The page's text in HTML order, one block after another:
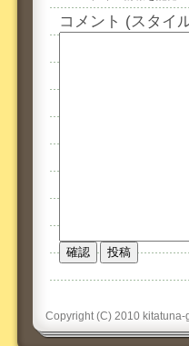
コメント (スタイ
Copyright (C) 2010